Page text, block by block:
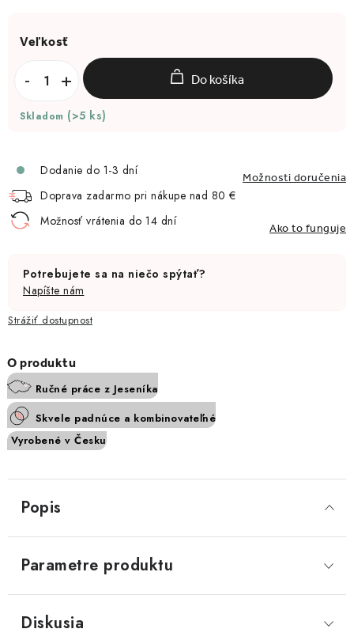
Do košíka
Skladom (>5 ks)
Dodanie do 1-3 dní Možnosti doručenia
Doprava zadarmo pri nákupe nad 80 €
Možnosť vrátenia do 14 dní
Ako to funguje
Potrebujete sa na niečo spýtať?
Napíšte nám
Strážiť
Ručné práce z Jeseníka
Skvele padnúce a kombinovateľné
Vyrobené v Česku
Popis
Parametre produktu
Diskusia